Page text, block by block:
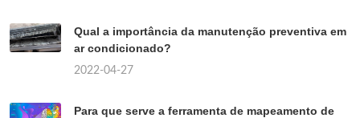
Qual a importância da manutenção preventiva em
ar condicionado?
2022-04-27
Para que serve a ferramenta de mapeamento de